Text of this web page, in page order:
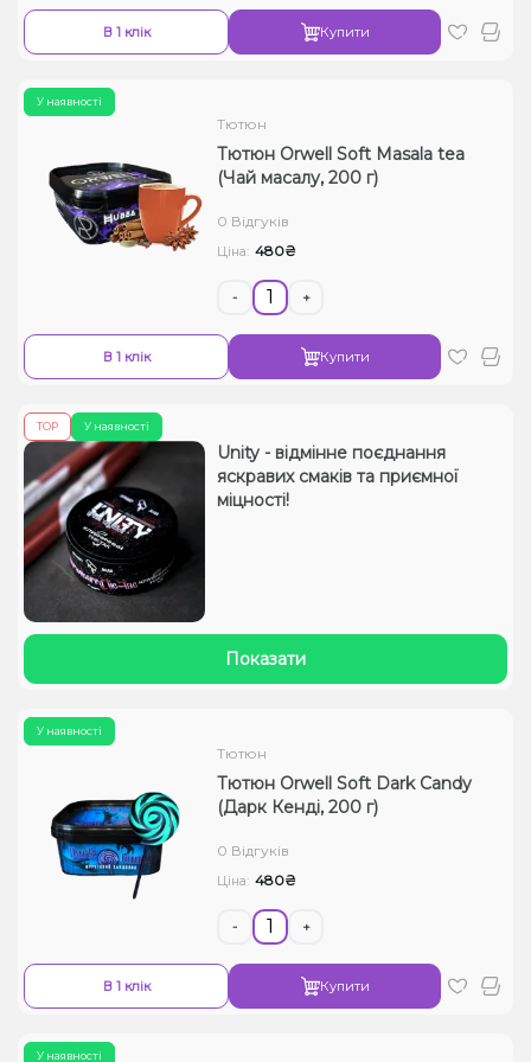
В 1 клік Купити
У наявності
Тютюн
Тютюн Orwell Soft Masala tea
(Чай масалу, 200 г)
0 Відгуків
Ціна: 480₴
- +
В 1 клік Купити
У наявності
TOP
Unity - відмінне поєднання
яскравих смаків та приємної
мiцностi!
Показати
У наявності
Тютюн
Тютюн Orwell Soft Dark Candy
(Дарк Кенді, 200 г)
0 Відгуків
Ціна: 480₴
- +
В 1 клік Купити
У наявності